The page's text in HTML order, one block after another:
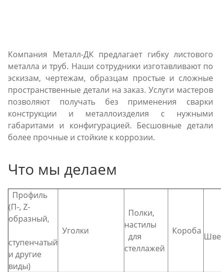
Компания Металл-ДК предлагает гибку листового
металла и труб. Наши сотрудники изготавливают по
эскизам, чертежам, образцам простые и сложные
пространственные детали на заказ. Услуги мастеров
позволяют получать без применения сварки
конструкции и металлоизделия с нужными
габаритами и конфигурацией. Бесшовные детали
более прочные и стойкие к коррозии.
Что мы делаем
Профиль
(П-, Z-
образный,
ступенчатый
и другие
виды)
Уголки
Полки,
настилы
для
стеллажей
Короба